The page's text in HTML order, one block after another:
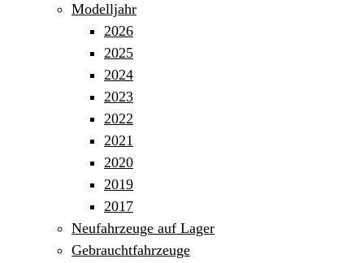
Modelljahr
2026
2025
2024
2023
2022
2021
2020
2019
2017
Neufahrzeuge auf Lager
Gebrauchtfahrzeuge